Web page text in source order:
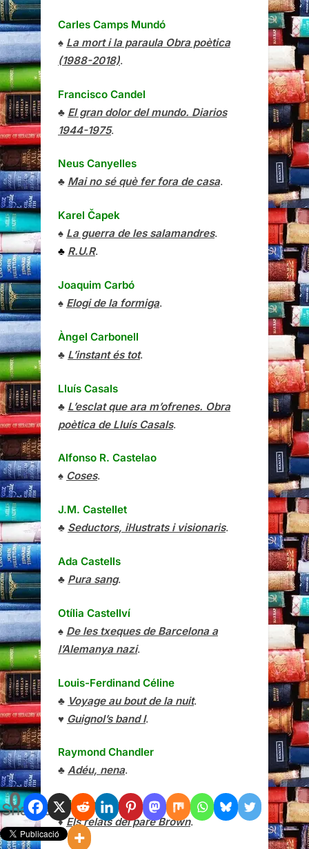
0
Shares
Carles Camps Mundó
♠ La mort i la paraula Obra poètica
(1988-2018).
Francisco Candel
♣ El gran dolor del mundo. Diarios
1944-1975.
Neus Canyelles
♣ Mai no sé què fer fora de casa.
Karel Čapek
♠ La guerra de les salamandres.
♣ R.U.R.
Joaquim Carbó
♠ Elogi de la formiga.
Àngel Carbonell
♣ L’instant és tot.
Lluís Casals
♣ L’esclat que ara m’ofrenes. Obra
poètica de Lluís Casals.
Alfonso R. Castelao
♠ Coses.
J.M. Castellet
♣ Seductors, il·lustrats i visionaris.
Ada Castells
♣ Pura sang.
Otília Castellví
♠ De les txeques de Barcelona a
l’Alemanya nazi.
Louis-Ferdinand Céline
♣ Voyage au bout de la nuit.
♥ Guignol’s band I.
Raymond Chandler
♣ Adéu, nena.
G.K. Chesterton
♦Els relats del pare Brown.